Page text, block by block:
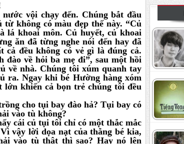
vội chạy đến. Chúng bắt đầu
không có màu đẹp thế này. “Củ
lá khoai môn. Củ huyết, củ khoai
ăn đã từng nghe nói đến hay đã
cả đều không có vẻ gì là đúng cả.
đào về hỏi ba mẹ đi”, sau một hồi
về nhà. Chúng tôi xúm quanh tay
ra. Ngay khi bé Hường hàng xóm
khiến cả bọn trẻ chúng tôi đều
cho tụi bay đào hả? Tụi bay có
vào tù không?
cái củ tụi tôi chỉ có một thắc mắc
vậy lời dọa nạt của thằng bé kia,
vào tù thật thì sao? Hay nó lên